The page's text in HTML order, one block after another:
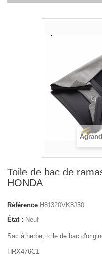
Toile de bac de
HONDA
Référence H81320VK8J50
État : Neuf
Sac à herbe, toile de bac
HRX476C1